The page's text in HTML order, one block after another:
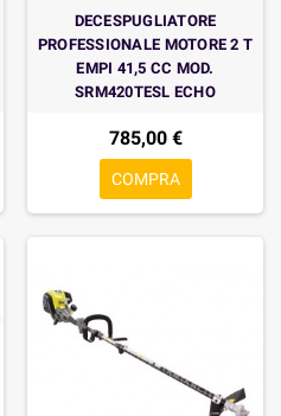
DECESPUGLIATORE
PROFESSIONALE MOTORE 2 T
EMPI 41,5 CC MOD.
SRM420TESL ECHO
785,00 €
COMPRA